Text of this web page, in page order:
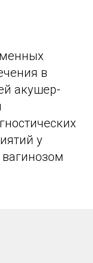
в
акушер-
у